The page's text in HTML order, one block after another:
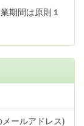
期間は原則１
ールアドレス)